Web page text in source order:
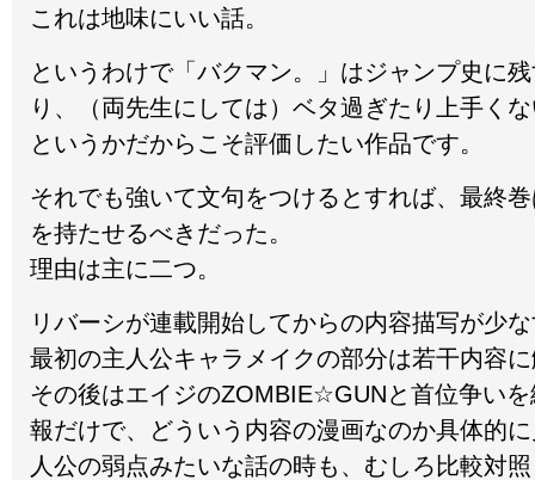
これは地味にいい話。
というわけで「バクマン。」はジャンプ史に
り、（両先生にしては）ベタ過ぎたり上手く
というかだからこそ評価したい作品です。
それでも強いて文句をつけるとすれば、最終
を持たせるべきだった。
理由は主に二つ。
リバーシが連載開始してからの内容描写が少
最初の主人公キャラメイクの部分は若干内容
その後はエイジのZOMBIE☆GUNと首位争い
報だけで、どういう内容の漫画なのか具体的
人公の弱点みたいな話の時も、むしろ比較対